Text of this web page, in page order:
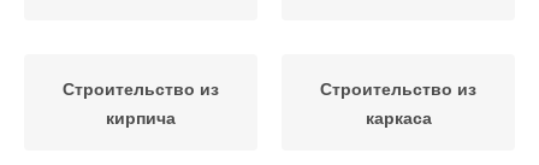
Строительство из
кирпича
Строительство из
каркаса